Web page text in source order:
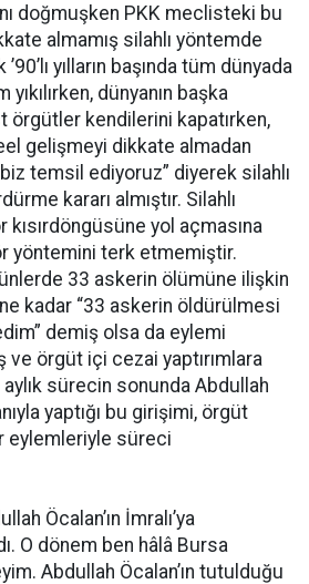
doğmuşken PKK meclisteki bu
almamış silahlı yöntemde
yılların başında tüm dünyada
dünyanın başka
kendilerini kapatırken,
gelişmeyi dikkate almadan
temsil ediyoruz” diyerek silahlı
kararı almıştır. Silahlı
kısırdöngüsüne yol açmasına
yöntemini terk etmemiştir.
33 askerin ölümüne ilişkin
kadar “33 askerin öldürülmesi
demiş olsa da eylemi
ve örgüt içi cezai yaptırımlara
aylık sürecin sonunda Abdullah
yaptığı bu girişimi, örgüt
eylemleriyle süreci
Öcalan’ın İmralı’ya
O dönem ben hâlâ Bursa
Abdullah Öcalan’ın tutulduğu